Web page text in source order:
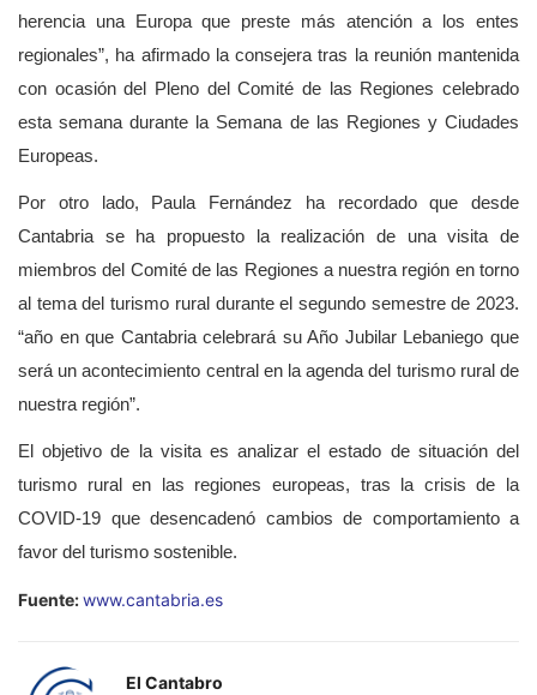
herencia una Europa que preste más atención a los entes
regionales”, ha afirmado la consejera tras la reunión mantenida
con ocasión del Pleno del Comité de las Regiones celebrado
esta semana durante la Semana de las Regiones y Ciudades
Europeas.
Por otro lado, Paula Fernández ha recordado que desde
Cantabria se ha propuesto la realización de una visita de
miembros del Comité de las Regiones a nuestra región en torno
al tema del turismo rural durante el segundo semestre de 2023.
“año en que Cantabria celebrará su Año Jubilar Lebaniego que
será un acontecimiento central en la agenda del turismo rural de
nuestra región”.
El objetivo de la visita es analizar el estado de situación del
turismo rural en las regiones europeas, tras la crisis de la
COVID-19 que desencadenó cambios de comportamiento a
favor del turismo sostenible.
Fuente:www.cantabria.es
El Cantabro